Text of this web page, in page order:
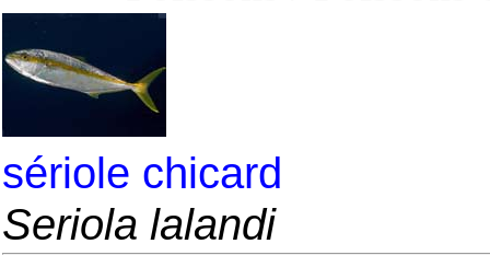
sériole chicard
Seriola lalandi